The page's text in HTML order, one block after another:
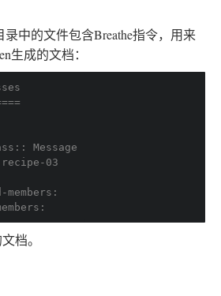
录中的文件包含Breathe指令，用来
生成的文档：
Message
03
members:
档。